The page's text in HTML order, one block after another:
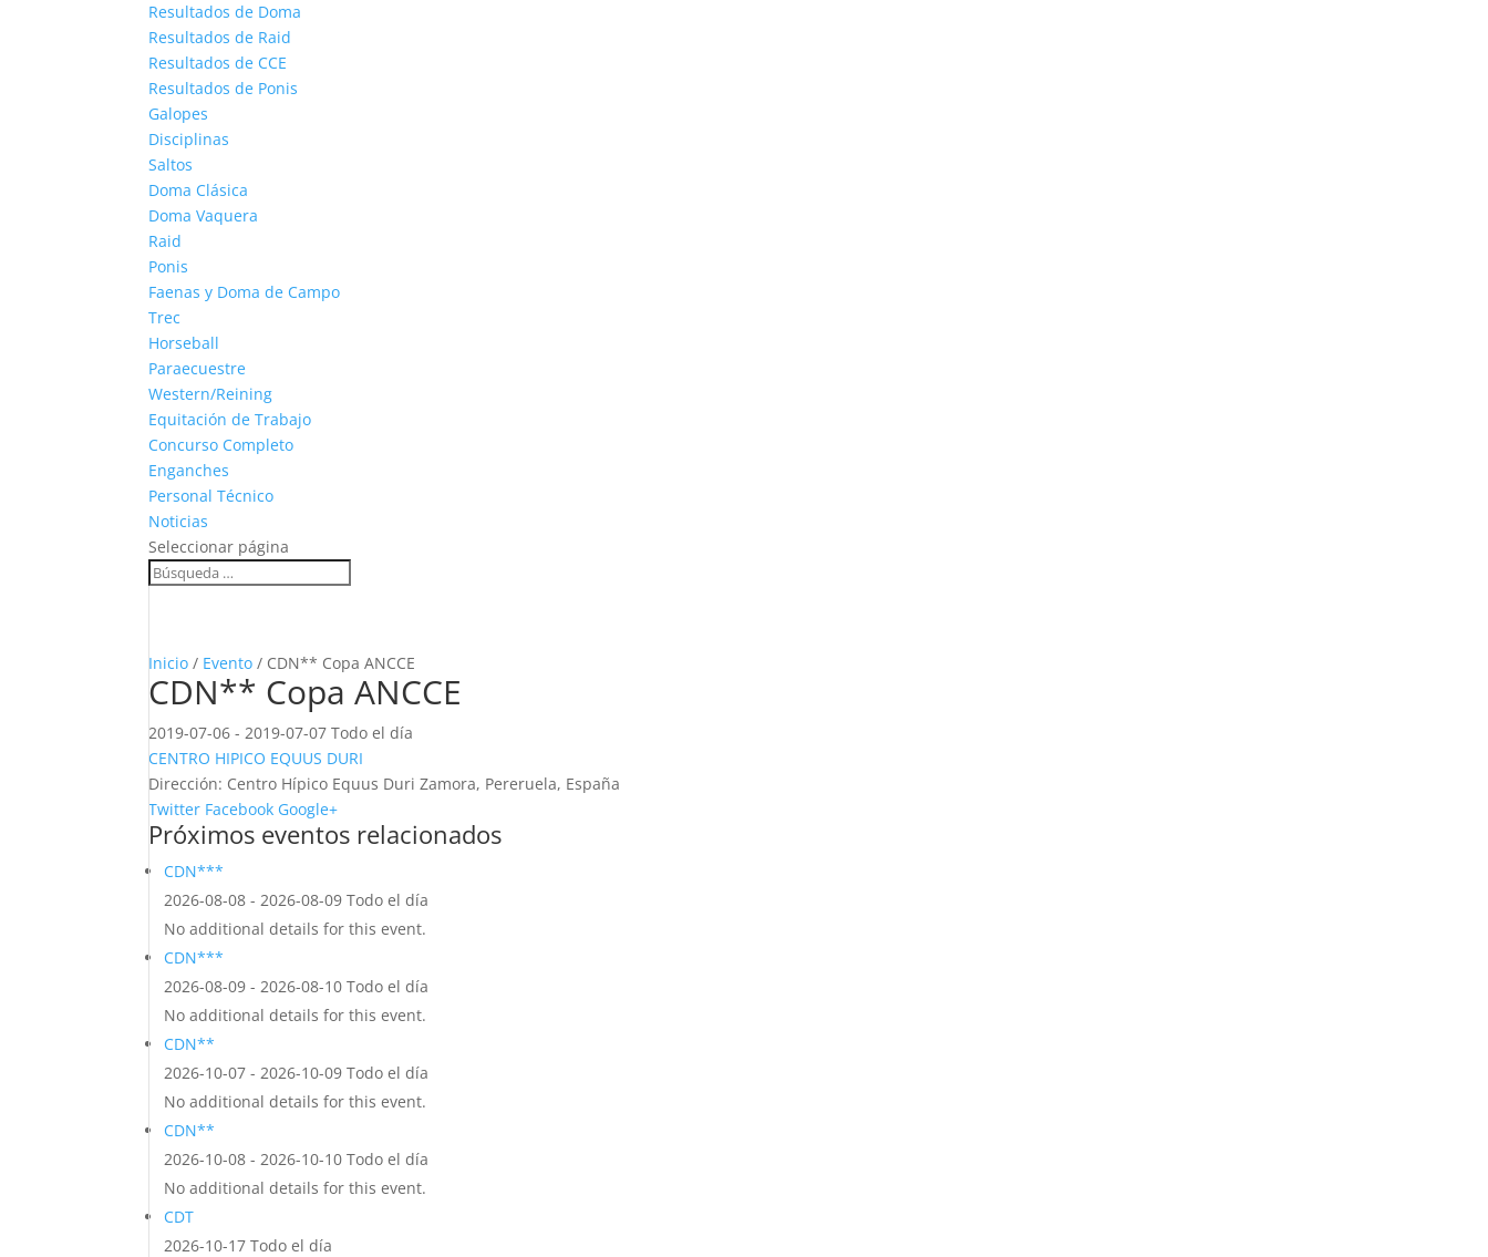
Resultados de Doma
Resultados de Raid
Resultados de CCE
Resultados de Ponis
Galopes
Disciplinas
Saltos
Doma Clásica
Doma Vaquera
Raid
Ponis
Faenas y Doma de Campo
Trec
Horseball
Paraecuestre
Western/Reining
Equitación de Trabajo
Concurso Completo
Enganches
Personal Técnico
Noticias
Seleccionar página
Inicio / Evento / CDN** Copa ANCCE
CDN** Copa ANCCE
2019-07-06 - 2019-07-07 Todo el día
CENTRO HIPICO EQUUS DURI
Dirección: Centro Hípico Equus Duri Zamora, Pereruela, España
Twitter Facebook Google+
Próximos eventos relacionados
CDN***
2026-08-08 - 2026-08-09 Todo el día
No additional details for this event.
CDN***
2026-08-09 - 2026-08-10 Todo el día
No additional details for this event.
CDN**
2026-10-07 - 2026-10-09 Todo el día
No additional details for this event.
CDN**
2026-10-08 - 2026-10-10 Todo el día
No additional details for this event.
CDT
2026-10-17 Todo el día